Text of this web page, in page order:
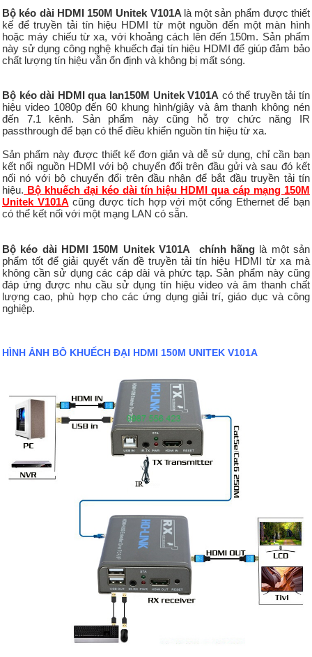
Bộ kéo dài HDMI 150M Unitek V101A là một sản phẩm được thiết
kế để truyền tải tín hiệu HDMI từ một nguồn đến một màn hình
hoặc máy chiếu từ xa, với khoảng cách lên đến 150m. Sản phẩm
này sử dụng công nghệ khuếch đại tín hiệu HDMI để giúp đảm bảo
chất lượng tín hiệu vẫn ổn định và không bị mất sóng.
Bộ kéo dài HDMI qua lan150M Unitek V101A có thể truyền tải tín
hiệu video 1080p đến 60 khung hình/giây và âm thanh không nén
đến 7.1 kênh. Sản phẩm này cũng hỗ trợ chức năng IR
passthrough để bạn có thể điều khiển nguồn tín hiệu từ xa.
Sản phẩm này được thiết kế đơn giản và dễ sử dụng, chỉ cần bạn
kết nối nguồn HDMI với bộ chuyển đổi trên đầu gửi và sau đó kết
nối nó với bộ chuyển đổi trên đầu nhận để bắt đầu truyền tải tín
hiệu. Bộ khuếch đại kéo dài tín hiệu HDMI qua cáp mạng 150M
Unitek V101A cũng được tích hợp với một cổng Ethernet để bạn
có thể kết nối với một mạng LAN có sẵn.
Bộ kéo dài HDMI 150M Unitek V101A chính hãng là một sản
phẩm tốt để giải quyết vấn đề truyền tải tín hiệu HDMI từ xa mà
không cần sử dụng các cáp dài và phức tạp. Sản phẩm này cũng
đáp ứng được nhu cầu sử dụng tín hiệu video và âm thanh chất
lượng cao, phù hợp cho các ứng dụng giải trí, giáo dục và công
nghiệp.
HÌNH ẢNH BÔ KHUẾCH ĐẠI HDMI 150M UNITEK V101A